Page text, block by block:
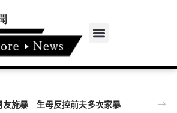
友施暴 生母反控前夫多次家暴